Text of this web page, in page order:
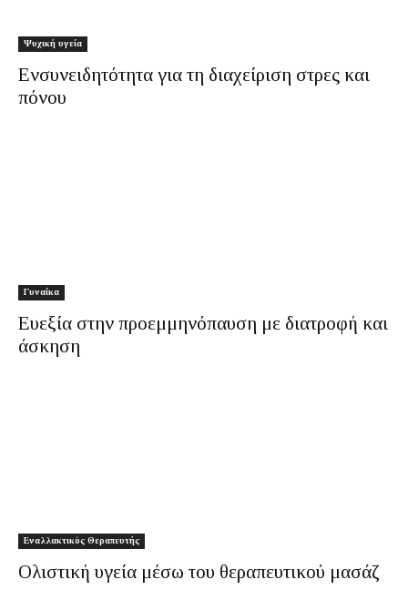
Ψυχική υγεία
Ενσυνειδητότητα για τη διαχείριση στρες και
πόνου
Γυναίκα
Ευεξία στην προεμμηνόπαυση με διατροφή και
άσκηση
Εναλλακτικός Θεραπευτής
Ολιστική υγεία μέσω του θεραπευτικού μασάζ